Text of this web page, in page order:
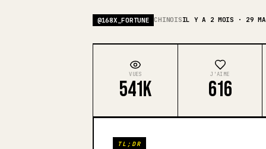
@168X_FORTUNE CHINOISIL Y A 2 MOIS · 29
VUES
541K
J'AIME
616
TL;DR